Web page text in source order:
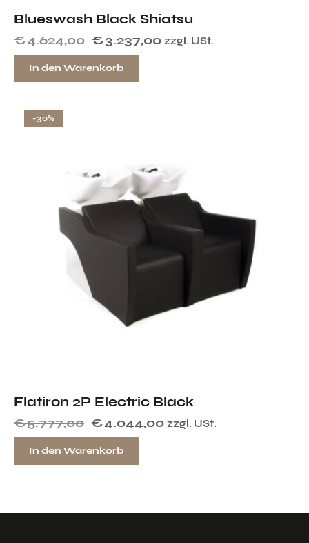
Blueswash Black Shiatsu
€4.624,00 €3.237,00 zzgl. USt.
In den Warenkorb
-30%
Flatiron 2P Electric Black
€5.777,00 €4.044,00 zzgl. USt.
In den Warenkorb